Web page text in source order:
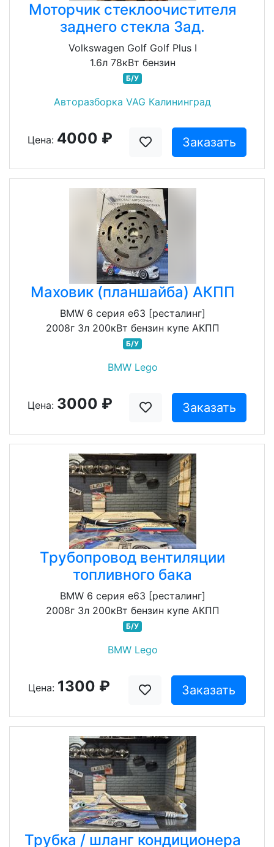
Моторчик стеклоочистителя
заднего стекла Зад.
Volkswagen Golf Golf Plus I
1.6л 78кВт бензин
Б/У
Авторазборка VAG Калининград
Цена: 4000 ₽ Заказать
Маховик (планшайба) АКПП
BMW 6 серия e63 [ресталинг]
2008г 3л 200кВт бензин купе АКПП
Б/У
BMW Lego
Цена: 3000 ₽ Заказать
Трубопровод вентиляции
топливного бака
BMW 6 серия e63 [ресталинг]
2008г 3л 200кВт бензин купе АКПП
Б/У
BMW Lego
Цена: 1300 ₽ Заказать
Трубка / шланг кондиционера